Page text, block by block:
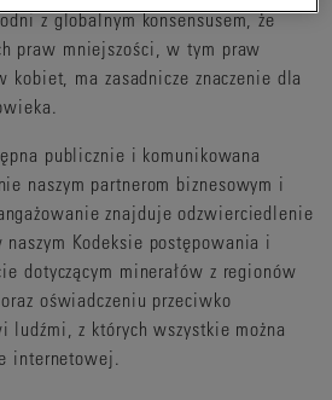
z globalnym konsensusem, że
praw mniejszości, w tym praw
ma zasadnicze znaczenie dla
publicznie i komunikowana
naszym partnerom biznesowym i
znajduje odzwierciedlenie
Kodeksie postępowania i
dotyczącym minerałów z regionów
oświadczeniu przeciwko
z których wszystkie można
internetowej.